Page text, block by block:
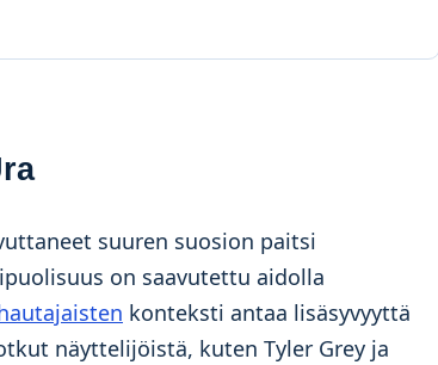
suuren suosion paitsi
on saavutettu aidolla
konteksti antaa lisäsyvyyttä
näyttelijöistä, kuten Tyler Grey ja